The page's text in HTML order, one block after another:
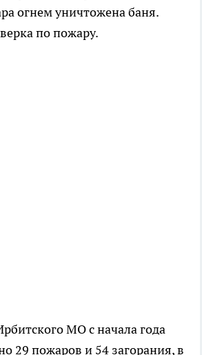
огнем уничтожена баня.
по пожару.
МО с начала года
29 пожаров и 54 загорания, в